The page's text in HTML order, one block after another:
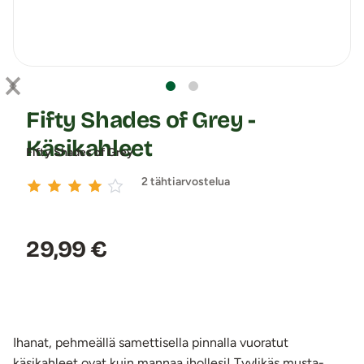
Fifty Shades of Grey
Fifty Shades of Grey -
Käsikahleet
2 tähtiarvostelua
Hinta:
29,99 €
Ihanat, pehmeällä samettisella pinnalla vuoratut